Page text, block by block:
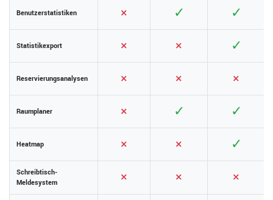
Benutzerstatistiken × ✓ ✓
Statistikexport × × ✓
Reservierungsanalysen × × ×
Raumplaner × ✓ ✓
Heatmap × × ✓
Schreibtisch-
Meldesystem
× × ×